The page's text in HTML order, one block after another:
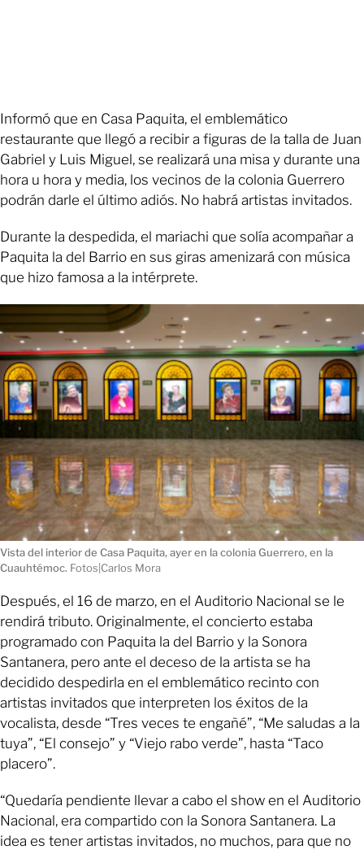
Informó que en Casa Paquita, el emblemático
restaurante que llegó a recibir a figuras de la talla de Juan
Gabriel y Luis Miguel, se realizará una misa y durante una
hora u hora y media, los vecinos de la colonia Guerrero
podrán darle el último adiós. No habrá artistas invitados.
Durante la despedida, el mariachi que solía acompañar a
Paquita la del Barrio en sus giras amenizará con música
que hizo famosa a la intérprete.
Vista del interior de Casa Paquita, ayer en la colonia Guerrero, en la
Cuauhtémoc. Fotos|Carlos Mora
Después, el 16 de marzo, en el Auditorio Nacional se le
rendirá tributo. Originalmente, el concierto estaba
programado con Paquita la del Barrio y la Sonora
Santanera, pero ante el deceso de la artista se ha
decidido despedirla en el emblemático recinto con
artistas invitados que interpreten los éxitos de la
vocalista, desde “Tres veces te engañé”, “Me saludas a la
tuya”, “El consejo” y “Viejo rabo verde”, hasta “Taco
placero”.
“Quedaría pendiente llevar a cabo el show en el Auditorio
Nacional, era compartido con la Sonora Santanera. La
idea es tener artistas invitados, no muchos, para que no